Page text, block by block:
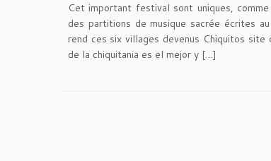
Cet important festival sont uniques,
des partitions de musique sacrée écrites
rend ces six villages devenus Chiquitos
de la chiquitania es el mejor y […]